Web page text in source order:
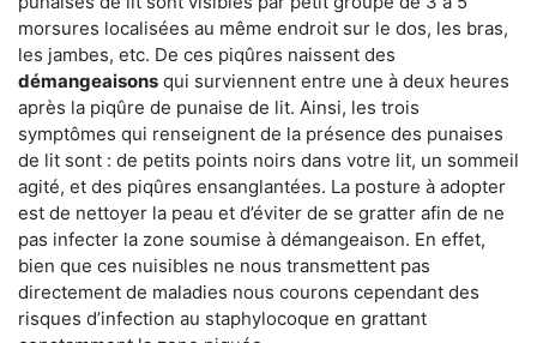
morsures localisées au même endroit sur le dos, les bras,
les jambes, etc. De ces piqûres naissent des
démangeaisons qui surviennent entre une à deux heures
après la piqûre de punaise de lit. Ainsi, les trois
symptômes qui renseignent de la présence des punaises
de lit sont : de petits points noirs dans votre lit, un sommeil
agité, et des piqûres ensanglantées. La posture à adopter
est de nettoyer la peau et d’éviter de se gratter afin de ne
pas infecter la zone soumise à démangeaison. En effet,
bien que ces nuisibles ne nous transmettent pas
directement de maladies nous courons cependant des
risques d’infection au staphylocoque en grattant